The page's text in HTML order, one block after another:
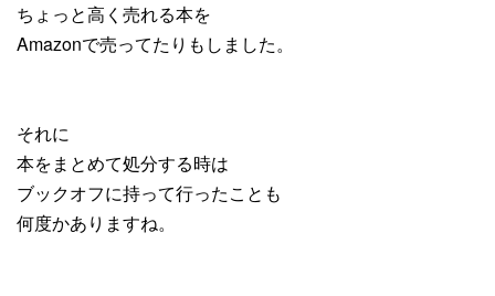
ちょっと高く売れる本を
Amazonで売ってたりもしました。
それに
本をまとめて処分する時は
ブックオフに持って行ったことも
何度かありますね。